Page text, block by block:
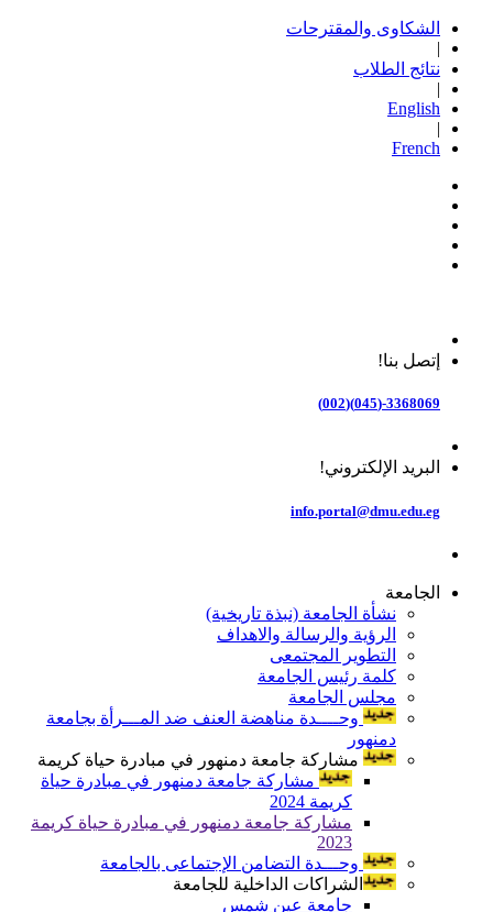
الشكاوى والمقترحات
|
نتائج الطلاب
|
English
|
French
إتصل بنا!
3368069-(045)(002)
البريد الإلكتروني!
info.portal@dmu.edu.eg
الجامعة
نشأة الجامعة (نبذة تاريخية)
الرؤية والرسالة والاهداف
التطوير المجتمعى
كلمة رئيس الجامعة
مجلس الجامعة
وحــــدة مناهضة العنف ضد المـــرأة بجامعة
دمنهور
مشاركة جامعة دمنهور في مبادرة حياة كريمة
مشاركة جامعة دمنهور في مبادرة حياة
كريمة 2024
مشاركة جامعة دمنهور في مبادرة حياة كريمة
2023
وحـــدة التضامن الإجتماعى بالجامعة
الشراكات الداخلية للجامعة
جامعة عين شمس